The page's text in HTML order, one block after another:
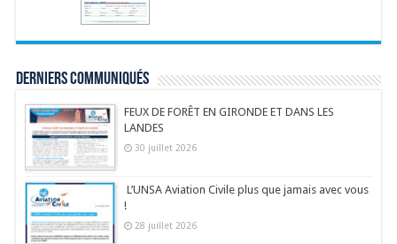
Derniers communiqués
FEUX DE FORÊT EN GIRONDE ET DANS LES
LANDES
30 juillet 2026
L’UNSA Aviation Civile plus que jamais avec vous
!
28 juillet 2026